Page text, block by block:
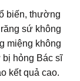
biến, thường
sứ không
miệng không
hỏng Bác sĩ
kết quả cao.